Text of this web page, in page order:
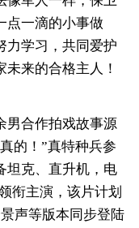
点一滴的小事做
力学习，共同爱护
来的合格主人！
男合作拍戏故事源
的！”真特种兵参
坦克、直升机，电
衔主演，该片计划
声等版本同步登陆